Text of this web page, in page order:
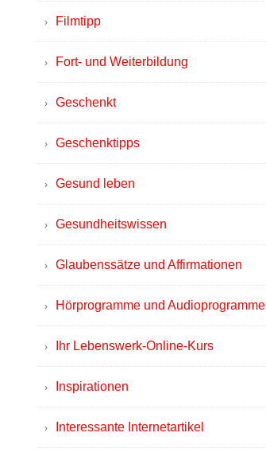
Filmtipp
Fort- und Weiterbildung
Geschenkt
Geschenktipps
Gesund leben
Gesundheitswissen
Glaubenssätze und Affirmationen
Hörprogramme und Audioprogramme
Ihr Lebenswerk-Online-Kurs
Inspirationen
Interessante Internetartikel